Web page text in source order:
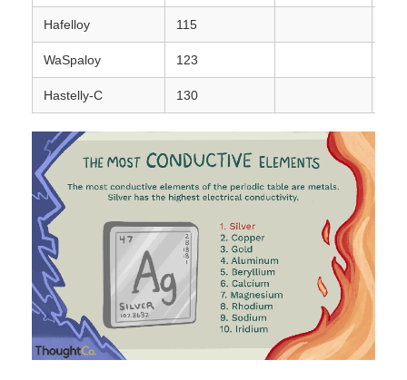
Hafelloy 115
WaSpaloy 123
Hastelly-C 130